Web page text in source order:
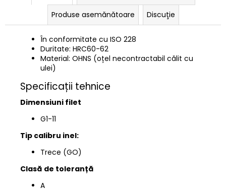
Produse asemănătoare
Discuţie
În conformitate cu ISO 228
Duritate: HRC60-62
Material: OHNS (oțel necontractabil călit cu
ulei)
Specificații tehnice
Dimensiuni filet
G1-11
Tip calibru inel:
Trece (GO)
Clasă de toleranță
A